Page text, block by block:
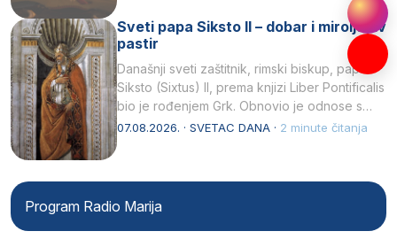
Sveti papa Siksto II – dobar i miroljubiv
pastir
Današnji sveti zaštitnik, rimski biskup, papa
Siksto (Sixtus) II, prema knjizi Liber Pontificalis
bio je rođenjem Grk. Obnovio je odnose s
afričkim…
07.08.2026. · SVETAC DANA · 2 minute čitanja
Program Radio Marija